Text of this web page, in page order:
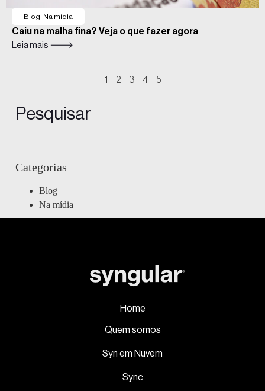
Blog Na mídia
Caiu na malha fina? Veja o que fazer agora
Leia mais 🡒
1 2 3 4 5
Pesquisar
Categorias
Blog
Na mídia
Home
Quem somos
Syn em Nuvem
Sync